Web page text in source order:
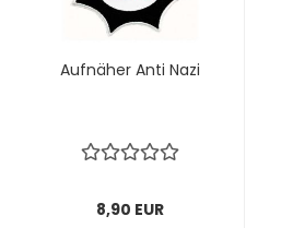
Auf­nä­her Anti Nazi
8,90 EUR